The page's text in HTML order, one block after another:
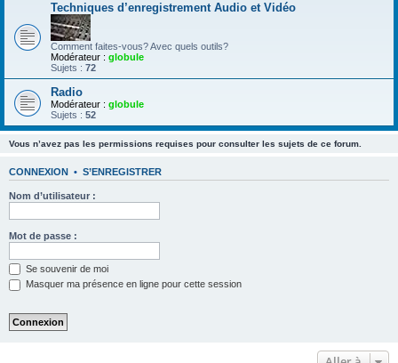
Techniques d’enregistrement Audio et Vidéo
Comment faites-vous? Avec quels outils?
Modérateur : globule
Sujets : 72
Radio
Modérateur : globule
Sujets : 52
Vous n’avez pas les permissions requises pour consulter les sujets de ce forum.
CONNEXION • S’ENREGISTRER
Nom d’utilisateur :
Mot de passe :
Se souvenir de moi
Masquer ma présence en ligne pour cette session